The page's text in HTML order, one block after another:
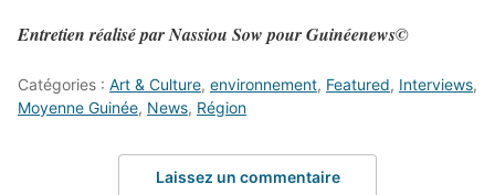
Entretien réalisé par Nassiou Sow pour Guinéenews©
Catégories : Art & Culture, environnement, Featured, Interviews,
Moyenne Guinée, News, Région
Laissez un commentaire